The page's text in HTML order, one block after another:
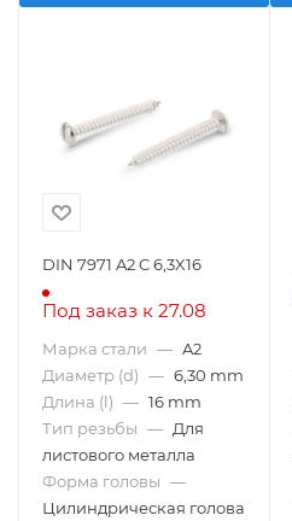
DIN 7971 A2 C 6,3X16
Под заказ к 27.08
Марка стали — A2
Диаметр (d) — 6,30 mm
Длина (l) — 16 mm
Тип резьбы — Для
листового металла
Форма головы —
Цилиндрическая голова